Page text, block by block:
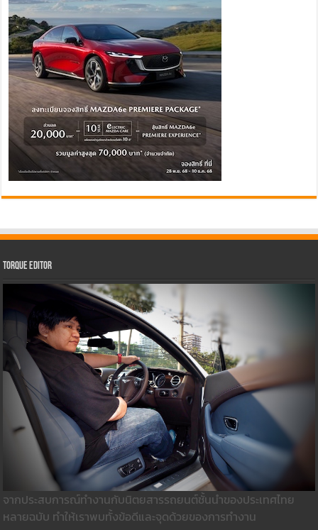
Torque Editor
จากประสบการณ์ทำงานกับนิตยสารรถยนต์ชั้นนำของประเทศไทย
หลายฉบับ ทำให้เราพบทั้งข้อดีและจุดด้วยของการทำงาน